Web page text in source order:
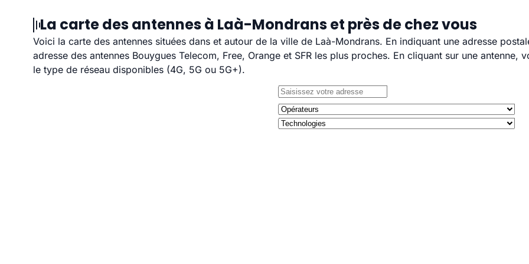
La carte des antennes à Laà-Mondrans et près de chez vous
Voici la carte des antennes situées dans et autour de la ville de Laà-Mondrans. En indiquant une adresse
adresse des antennes Bouygues Telecom, Free, Orange et SFR les plus proches. En cliquant sur une
le type de réseau disponibles (4G, 5G ou 5G+).